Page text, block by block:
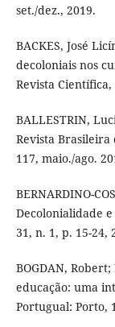
set./dez., 2019.
BACKES, José
decoloniais nos
Revista
BALLESTRIN,
Revista Brasileira
117, maio./ago.
BERNARDINO-
Decolonialidade
31, n. 1, p. 15-24,
BOGDAN,
educação: uma
Portugual: Porto,